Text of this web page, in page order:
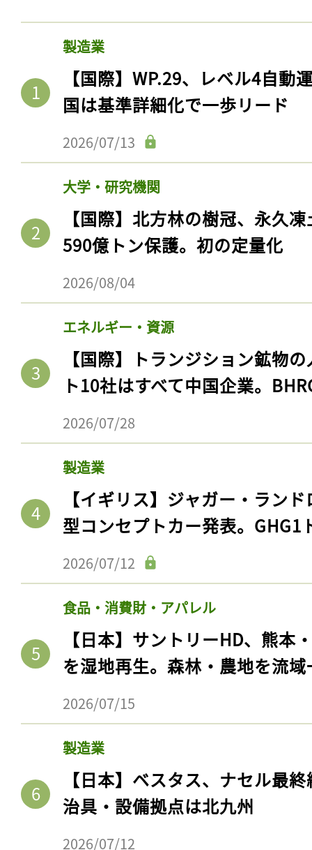
製造業
【国際】WP.29、レベル4自動
国は基準詳細化で一歩リード
2026/07/13
大学・研究機関
【国際】北方林の樹冠、永久
590億トン保護。初の定量化
2026/08/04
エネルギー・資源
【国際】トランジション鉱物
ト10社はすべて中国企業。
2026/07/28
製造業
【イギリス】ジャガー・ラン
型コンセプトカー発表。GHG1
2026/07/12
食品・消費財・アパレル
【日本】サントリーHD、熊本
を湿地再生。森林・農地を流
2026/07/15
製造業
【日本】ベスタス、ナセル最
治具・設備拠点は北九州
2026/07/12